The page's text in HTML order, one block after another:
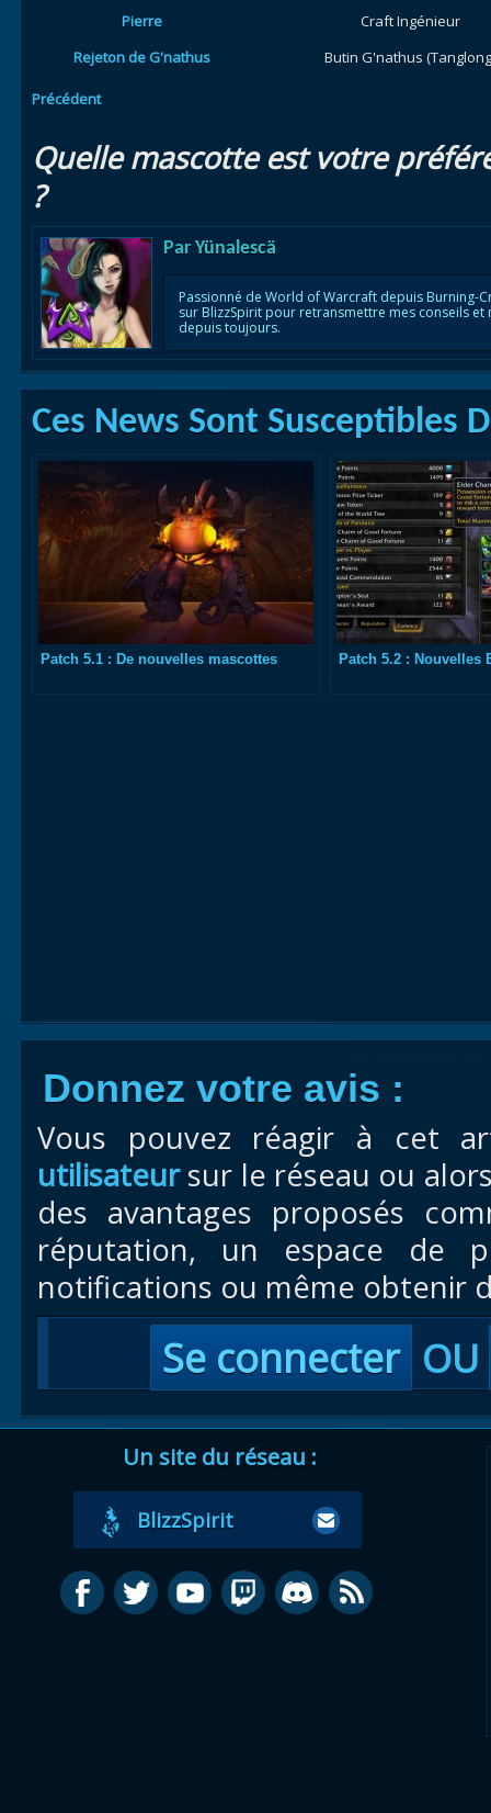
Pierre
Craft Ingénieur
Rejeton de G'nathus
Butin G'nathus
Précédent
Quelle mascotte est votre
?
Par Yünalescä
Passionné de World of Warcraft depuis Burning-
sur BlizzSpirit pour retransmettre mes conseils
depuis toujours.
Ces News Sont Susceptibles
Patch 5.1 : De nouvelles mascottes Patch 5.2 : Nouvelles
Donnez votre avis :
Vous pouvez réagir à cet
utilisateursur le réseau ou
des avantages proposés
réputation, un espace de
notifications ou même obtenir
Se connecter OU
Un site du réseau :
BlizzSpirit